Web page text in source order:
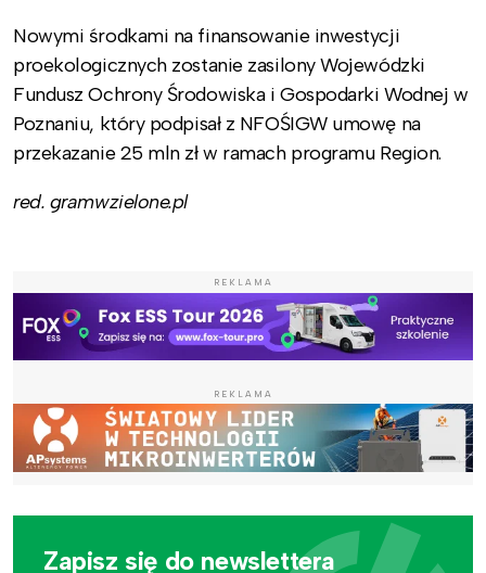
Nowymi środkami na finansowanie inwestycji
proekologicznych zostanie zasilony Wojewódzki
Fundusz Ochrony Środowiska i Gospodarki Wodnej w
Poznaniu, który podpisał z NFOŚIGW umowę na
przekazanie 25 mln zł w ramach programu Region.
red. gramwzielone.pl
REKLAMA
REKLAMA
Zapisz się do newslettera